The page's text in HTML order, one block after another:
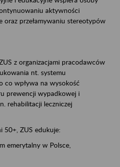
aktywności
przełamywaniu stereotypów
z organizacjami pracodawców
nt. systemu
co wpływa na wysokość
prewencji wypadkowej i
rehabilitacji leczniczej
50+, ZUS edukuje:
emerytalny w Polsce,